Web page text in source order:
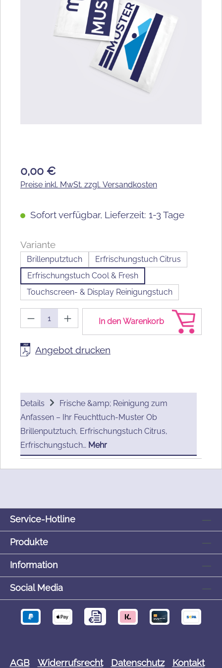
0,00 €
Preise inkl. MwSt. zzgl. Versandkosten
Sofort verfügbar, Lieferzeit: 1-3 Tage
Variante
Brillenputztuch
Erfrischungstuch Citrus
Erfrischungstuch Cool & Fresh
Touchscreen- & Display Reinigungstuch
Produkt Anzahl: Gib den
In den Warenkorb
Angebot drucken
Details
Frische &amp; Reinigung zum
Anfassen – Ihr Feuchttuch-Muster Ob
Brillenputztuch, Erfrischungstuch Citrus,
Erfrischungstuch… Mehr
Service-Hotline
Produkte
Information
Social Media
AGB Widerrufsrecht Datenschutz Kontakt